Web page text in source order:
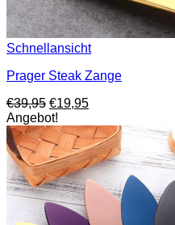
Schnellansicht
Prager Steak Zange
€39,95 Ursprünglicher
Preis
war:
€39,95
€19,95Aktueller
ist:
€19,95.
Angebot!